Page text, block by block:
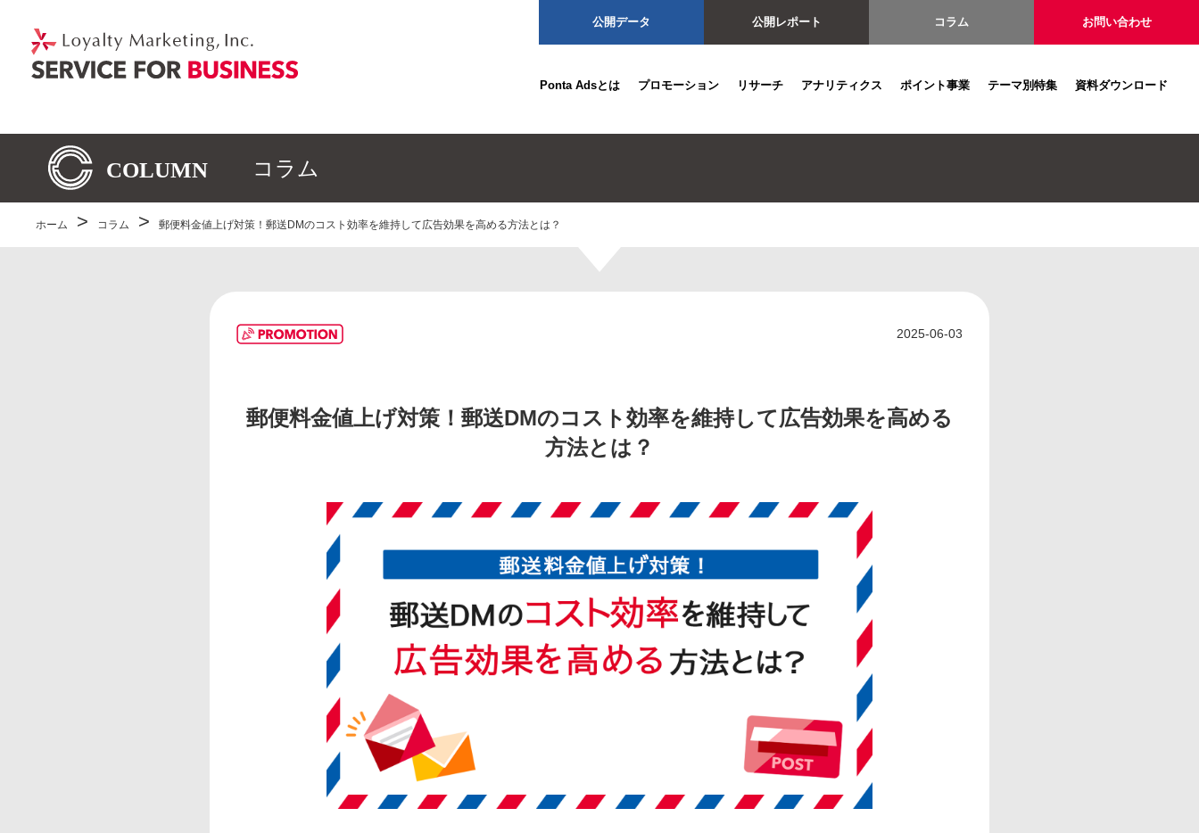
公開データ 公開レポート コラム お問い合わせ
Ponta Adsとは プロモーション リサーチ アナリティクス ポイント事業 テーマ別特集 資料ダウンロード
コラム
ホーム コラム 郵便料金値上げ対策！郵送DMのコスト効率を維持して広告効果を高める方法とは？
2025-06-03
郵便料金値上げ対策！郵送DMのコスト効率を維持して広告効果を高める
方法とは？